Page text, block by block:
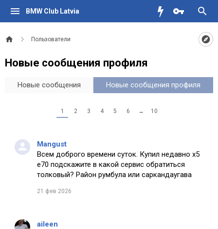
BMW Club Latvia
Пользователи
Новые сообщения профиля
Новые сообщения Новые сообщения профиля
1 2 3 4 5 6 → 10
Mangust
Всем доброго времени суток. Купил недавно х5
е70 подскажите в какой сервис обратиться
толковый? Район румбула или саркандаугава
21 фев 2026
aileen